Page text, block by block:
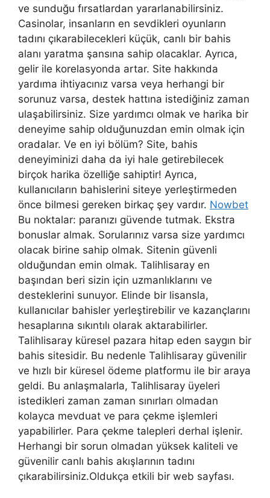
ve sunduğu fırsatlardan yararlanabilirsiniz.
Casinolar, insanların en sevdikleri oyunların
tadını çıkarabilecekleri küçük, canlı bir bahis
alanı yaratma şansına sahip olacaklar. Ayrıca,
gelir ile korelasyonda artar. Site hakkında
yardıma ihtiyacınız varsa veya herhangi bir
sorunuz varsa, destek hattına istediğiniz zaman
ulaşabilirsiniz. Size yardımcı olmak ve harika bir
deneyime sahip olduğunuzdan emin olmak için
oradalar. Ve en iyi bölüm? Site, bahis
deneyiminizi daha da iyi hale getirebilecek
birçok harika özelliğe sahiptir! Ayrıca,
kullanıcıların bahislerini siteye yerleştirmeden
önce bilmesi gereken birkaç şey vardır. Nowbet
Bu noktalar: paranızı güvende tutmak. Ekstra
bonuslar almak. Sorularınız varsa size yardımcı
olacak birine sahip olmak. Sitenin güvenli
olduğundan emin olmak. Talihlisaray en
başından beri sizin için uzmanlıklarını ve
desteklerini sunuyor. Elinde bir lisansla,
kullanıcılar bahisler yerleştirebilir ve kazançlarını
hesaplarına sıkıntılı olarak aktarabilirler.
Talihlisaray küresel pazara hitap eden saygın bir
bahis sitesidir. Bu nedenle Talihlisaray güvenilir
ve hızlı bir küresel ödeme platformu ile bir araya
geldi. Bu anlaşmalarla, Talihlisaray üyeleri
istedikleri zaman zaman sınırları olmadan
kolayca mevduat ve para çekme işlemleri
yapabilirler. Para çekme talepleri derhal işlenir.
Herhangi bir sorun olmadan yüksek kaliteli ve
güvenilir canlı bahis akışlarının tadını
çıkarabilirsiniz.Oldukça etkili bir web sayfası.